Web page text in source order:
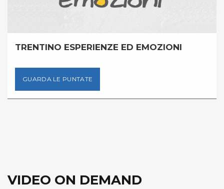
TRENTINO ESPERIENZE ED EMOZIONI
GUARDA LE PUNTATE
VIDEO ON DEMAND